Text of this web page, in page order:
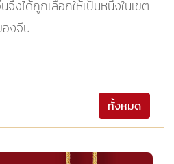
งได้ถูกเลือกให้เป็นหนึ่งในเขต
งจีน
ทั้งหมด